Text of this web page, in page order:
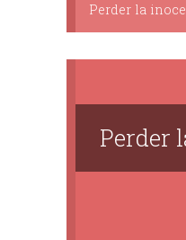
Perder la
Perder